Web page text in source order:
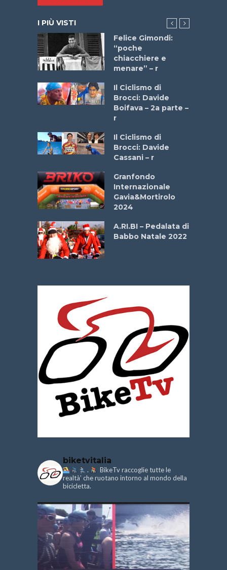
I PIÙ VISTI
Felice Gimondi:
“poche
chiacchiere e
menare” – r
Il Ciclismo di
Brocci: Davide
Boifava – 2a parte –
r
Il Ciclismo di
Brocci: Davide
Cassani – r
Granfondo
Internazionale
Gavia&Mortirolo
2024
A.RI.BI – Pedalata di
Babbo Natale 2022
biketvitalia
.
BikeTv raccoglie tutte le
realtà’ che ruotano intorno al mondo della
bicicletta.